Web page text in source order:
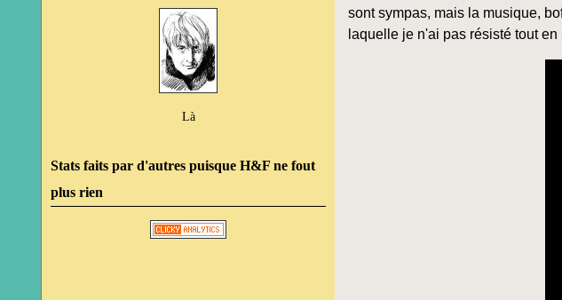
Là
Stats faits par d'autres puisque H&F ne fout
plus rien
sont sympas, mais la musique,
laquelle je n'ai pas résisté tout